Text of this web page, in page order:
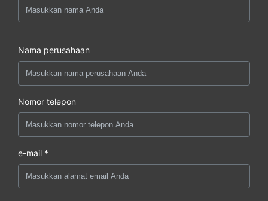
Nama perusahaan
Nomor telepon
e-mail *